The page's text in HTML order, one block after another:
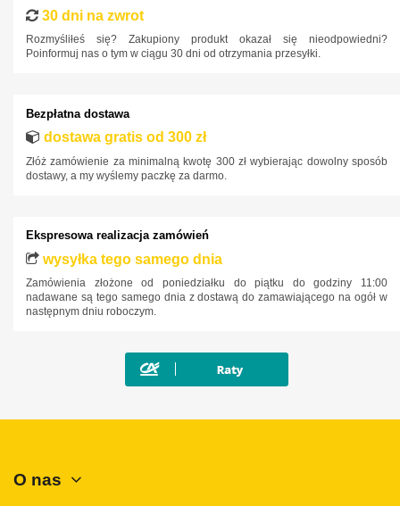
30 dni na zwrot
Rozmyśliłeś się? Zakupiony produkt okazał się nieodpowiedni?
Poinformuj nas o tym w ciągu 30 dni od otrzymania przesyłki.
Bezpłatna dostawa
dostawa gratis od 300 zł
Złóż zamówienie za minimalną kwotę 300 zł wybierając dowolny sposób
dostawy, a my wyślemy paczkę za darmo.
Ekspresowa realizacja zamówień
wysyłka tego samego dnia
Zamówienia złożone od poniedziałku do piątku do godziny 11:00
nadawane są tego samego dnia z dostawą do zamawiającego na ogół w
następnym dniu roboczym.
O nas